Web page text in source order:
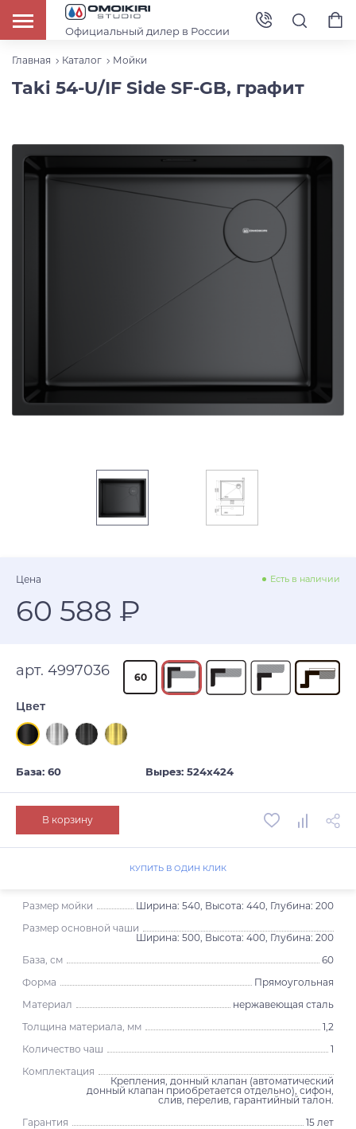
Официальный дилер в России
Главная Каталог Мойки
Taki 54-U/IF Side SF-GB, графит
Размер мойки
Ширина: 540, Высота: 440, Глубина: 200
Размер основной чаши
Ширина: 500, Высота: 400, Глубина: 200
База, см
60
Форма
Прямоугольная
Материал
нержавеющая сталь
Толщина материала, мм
1,2
Количество чаш
1
Комплектация
Крепления, донный клапан (автоматический
донный клапан приобретается отдельно), сифон,
слив, перелив, гарантийный талон.
Гарантия
15 лет
Цена Есть в наличии
60 588 ₽
арт. 4997036 60
Цвет
База: 60 Вырез: 524х424
В корзину
КУПИТЬ В ОДИН КЛИК